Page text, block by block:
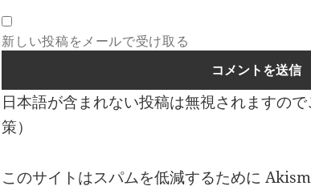
新しい投稿をメールで受け取る
日本語が含まれない投稿は無視されますの
策）
このサイトはスパムを低減するために